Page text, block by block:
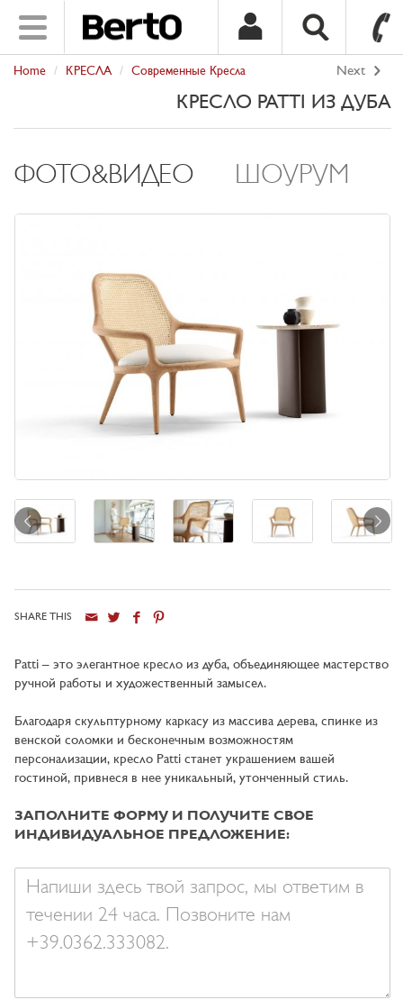
SKIP TO CONTENT
Toggle
navigation
Next
Home КРЕСЛА Сoвpеменные Кpесла
КРЕСЛО PATTI ИЗ ДУБА
ФОТО&ВИДЕО ШОУРУМ
SHARE THIS
Patti – это элегантное кресло из дуба, объединяющее мастерство
ручной работы и художественный замысел.
Благодаря скульптурному каркасу из массива дерева, спинке из
венской соломки и бесконечным возможностям
персонализации, кресло Patti станет украшением вашей
гостиной, привнеся в нее уникальный, утончeнный стиль.
ЗАПОЛНИТЕ ФОРМУ И ПОЛУЧИТЕ СВОE
ИНДИВИДУАЛЬНОЕ ПРЕДЛОЖЕНИЕ:
сообщение